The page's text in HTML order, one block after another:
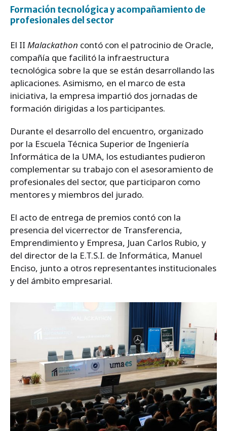
Formación tecnológica y acompañamiento de
profesionales del sector
El II Malackathon contó con el patrocinio de Oracle,
compañía que facilitó la infraestructura
tecnológica sobre la que se están desarrollando las
aplicaciones. Asimismo, en el marco de esta
iniciativa, la empresa impartió dos jornadas de
formación dirigidas a los participantes.
Durante el desarrollo del encuentro, organizado
por la Escuela Técnica Superior de Ingeniería
Informática de la UMA, los estudiantes pudieron
complementar su trabajo con el asesoramiento de
profesionales del sector, que participaron como
mentores y miembros del jurado.
El acto de entrega de premios contó con la
presencia del vicerrector de Transferencia,
Emprendimiento y Empresa, Juan Carlos Rubio, y
del director de la E.T.S.I. de Informática, Manuel
Enciso, junto a otros representantes institucionales
y del ámbito empresarial.